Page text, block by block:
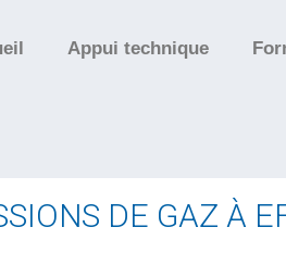
Appui technique
DE GAZ À